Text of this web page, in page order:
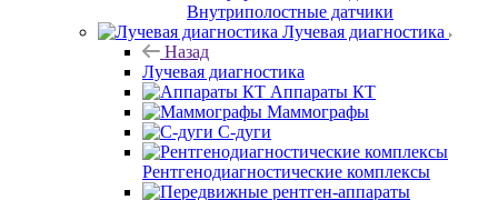
Внутриполостные датчики
Лучевая диагностика
Назад
Лучевая диагностика
Аппараты КТ
Маммографы
С-дуги
Рентгенодиагностические комплексы